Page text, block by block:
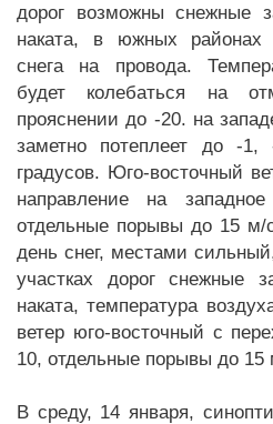
дорог возможны снежные
наката, в южных районах
снега на провода.
будет колебаться на
прояснении до -20. на
заметно потеплеет до -
градусов. Юго-восточный
направление на
отдельные порывы до 15 м/
день снег, местами
участках дорог снежные
наката, температура
ветер юго-восточный с
10, отдельные порывы до 15
В среду, 14 января,